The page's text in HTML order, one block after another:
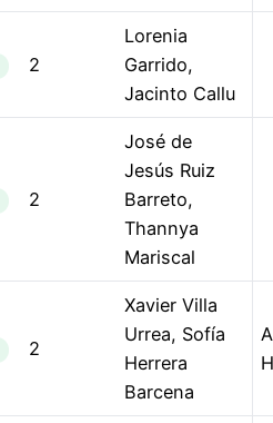
2
Lorenia
Garrido,
Jacinto Callu
2
José de
Jesús Ruiz
Barreto,
Thannya
Mariscal
2
Xavier Villa
Urrea, Sofía
Herrera
Barcena